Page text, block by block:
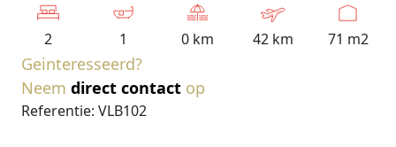
2 1 0 km 42 km 71 m2
Geinteresseerd?
Neem direct contact op
Referentie: VLB102